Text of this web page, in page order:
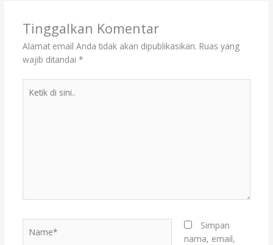
Tinggalkan Komentar
Alamat email Anda tidak akan dipublikasikan. Ruas yang
wajib ditandai *
Simpan
nama, email,